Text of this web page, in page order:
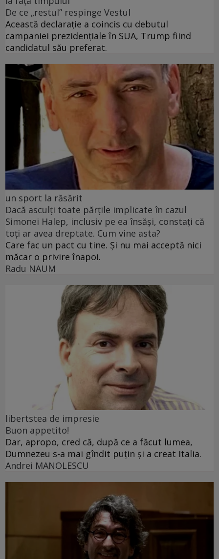
De ce „restul” respinge Vestul
Această declarație a coincis cu debutul
campaniei prezidențiale în SUA, Trump fiind
candidatul său preferat.
un sport la răsărit
Dacă asculți toate părțile implicate în cazul
Simonei Halep, inclusiv pe ea însăși, constați că
toți ar avea dreptate. Cum vine asta?
Care fac un pact cu tine. Și nu mai acceptă nici
măcar o privire înapoi.
Radu NAUM
libertstea de impresie
Buon appetito!
Dar, apropo, cred că, după ce a făcut lumea,
Dumnezeu s-a mai gîndit puțin și a creat Italia.
Andrei MANOLESCU